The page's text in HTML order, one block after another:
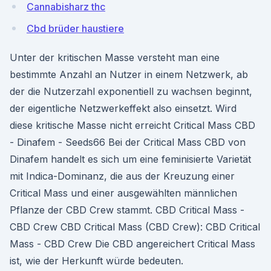
Cannabisharz thc
Cbd brüder haustiere
Unter der kritischen Masse versteht man eine
bestimmte Anzahl an Nutzer in einem Netzwerk, ab
der die Nutzerzahl exponentiell zu wachsen beginnt,
der eigentliche Netzwerkeffekt also einsetzt. Wird
diese kritische Masse nicht erreicht Critical Mass CBD
- Dinafem - Seeds66 Bei der Critical Mass CBD von
Dinafem handelt es sich um eine feminisierte Varietät
mit Indica-Dominanz, die aus der Kreuzung einer
Critical Mass und einer ausgewählten männlichen
Pflanze der CBD Crew stammt. CBD Critical Mass -
CBD Crew CBD Critical Mass (CBD Crew): CBD Critical
Mass - CBD Crew Die CBD angereichert Critical Mass
ist, wie der Herkunft würde bedeuten.